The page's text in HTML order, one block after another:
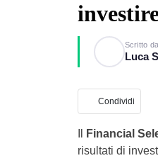
Scritto da
Luca
Condividi
Financial
risultati di